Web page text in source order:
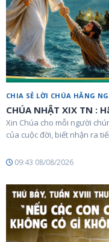
CHIA SẺ LỜI CHÚA HẰNG
CHÚA NHẬT XIX TN :
Xin Chúa cho mỗi người
của cuộc đời, biết nhận ra
09:43 08/08/2026